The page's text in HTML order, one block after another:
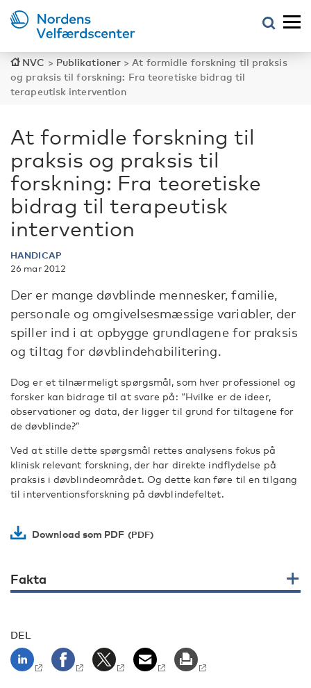
NVC > Publikationer >At formidle forskning til praksis
og praksis til forskning: Fra teoretiske bidrag til
terapeutisk intervention
At formidle forskning til
praksis og praksis til
forskning: Fra teoretiske
bidrag til terapeutisk
intervention
HANDICAP
26 mar 2012
Der er mange døvblinde mennesker, familie,
personale og omgivelsesmæssige variabler, der
spiller ind i at opbygge grundlagene for praksis
og tiltag for døvblindehabilitering.
Dog er et tilnærmeligt spørgsmål, som hver professionel og
forsker kan bidrage til at svare på: “Hvilke er de ideer,
observationer og data, der ligger til grund for tiltagene for
de døvblinde?”
Ved at stille dette spørgsmål rettes analysens fokus på
klinisk relevant forskning, der har direkte indflydelse på
praksis i døvblindeområdet. Og dette kan føre til en tilgang
til interventionsforskning på døvblindefeltet.
Download som PDF
Fakta
DEL